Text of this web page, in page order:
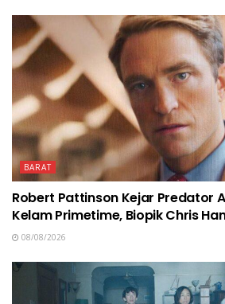
BARAT
Robert Pattinson Kejar Predator
Kelam Primetime, Biopik Chris
08/08/2026